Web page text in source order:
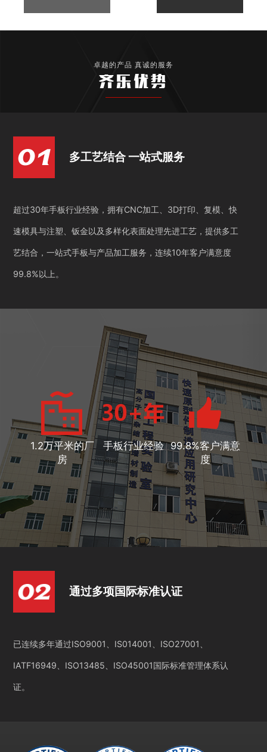
卓越的产品 真诚的服务
齐乐优势
多工艺结合 一站式服务
超过30年手板行业经验，拥有CNC加工、3D打印、复模、快
速模具与注塑、钣金以及多样化表面处理先进工艺，提供多工
艺结合，一站式手板与产品加工服务，连续10年客户满意度
99.8%以上。
1.2万平米的厂
房
手板行业经验 99.8%客户满意
度
通过多项国际标准认证
已连续多年通过ISO9001、IS014001、ISO27001、
IATF16949、ISO13485、ISO45001国际标准管理体系认
证。